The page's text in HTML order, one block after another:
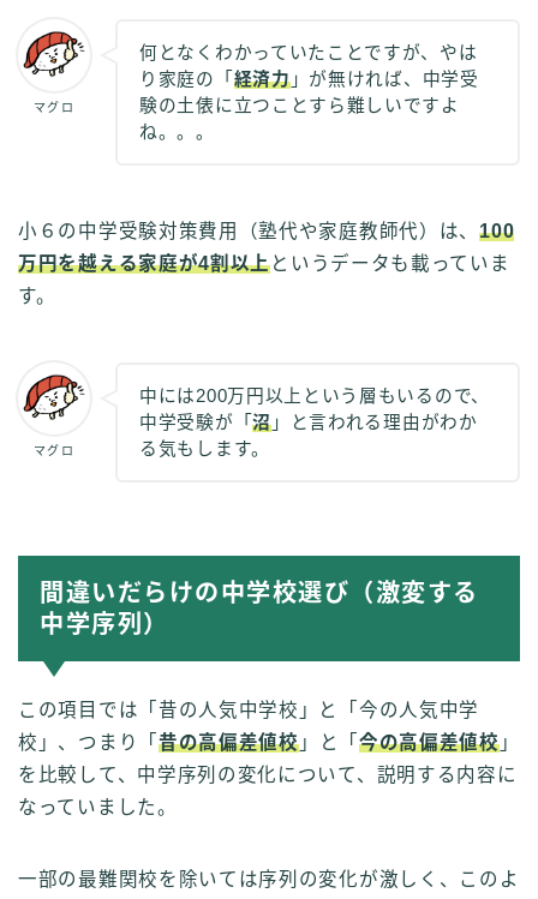
マグロ
何となくわかっていたことですが、やは
り家庭の「 経済力」が無ければ、中学受
験の土俵に立つことすら難しいですよ
ね。。。
小６の中学受験対策費用（塾代や家庭教師代）は、100
万円を越える家庭が4割以上というデータも載っていま
す。
マグロ
中には200万円以上という層もいるので、
中学受験が「沼」と言われる理由がわか
る気もします。
間違いだらけの中学校選び（激変する
中学序列）
この項目では「昔の人気中学校」と「今の人気中学
校」、つまり「 昔の高偏差値校」と「 今の高偏差値校」
を比較して、中学序列の変化について、説明する内容に
なっていました。
一部の最難関校を除いては序列の変化が激しく、このよ